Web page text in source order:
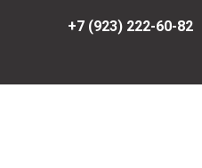
+7 (923) 222-60-82